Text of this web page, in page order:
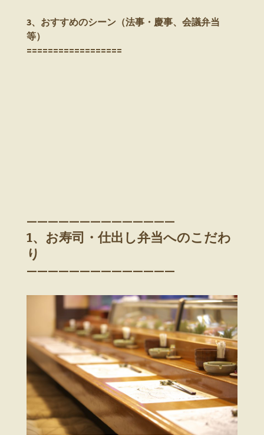
3、おすすめのシーン（法事・慶事、会議弁当
等）
==================
——————————————
1、お寿司・仕出し弁当へのこだわ
り
——————————————